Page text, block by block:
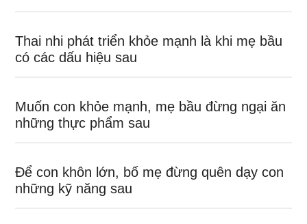
Thai nhi phát triển khỏe mạnh là khi mẹ bầu
có các dấu hiệu sau
Muốn con khỏe mạnh, mẹ bầu đừng ngại ăn
những thực phẩm sau
Để con khôn lớn, bố mẹ đừng quên dạy con
những kỹ năng sau